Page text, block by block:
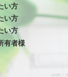
い方
い方
い方
有者様